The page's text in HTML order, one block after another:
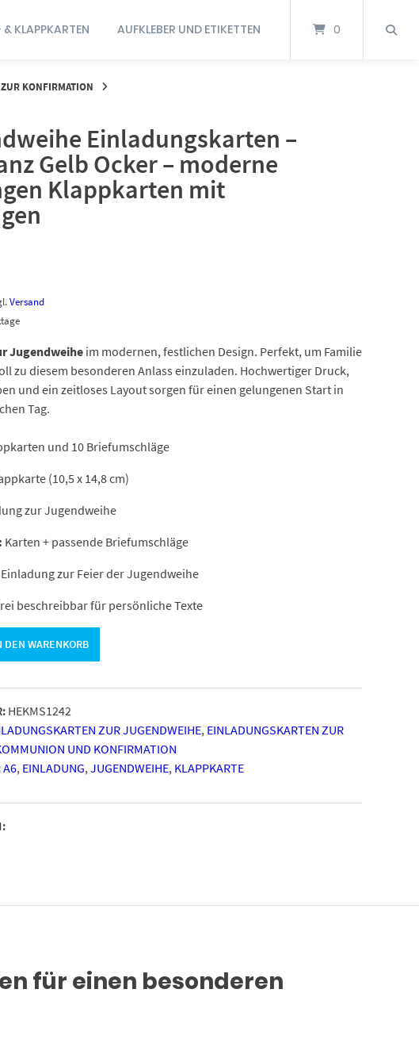
KLAPPKARTEN AUFKLEBER UND ETIKETTEN 0
KONFIRMATION
Einladungskarten –
Gelb Ocker – moderne
Klappkarten mit
Versand
Jugendweihe im modernen, festlichen Design. Perfekt, um Familie
zu diesem besonderen Anlass einzuladen. Hochwertiger Druck,
und ein zeitloses Layout sorgen für einen gelungenen Start in
Tag.
und 10 Briefumschläge
(10,5 x 14,8 cm)
zur Jugendweihe
Karten + passende Briefumschläge
Einladung zur Feier der Jugendweihe
beschreibbar für persönliche Texte
DEN WARENKORB
HEKMS1242
ZUR JUGENDWEIHE, EINLADUNGSKARTEN ZUR
UND KONFIRMATION
A6, EINLADUNG, JUGENDWEIHE, KLAPPKARTE
für einen besonderen